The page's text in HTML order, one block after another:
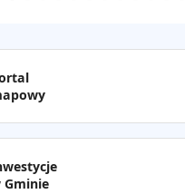
Gminie